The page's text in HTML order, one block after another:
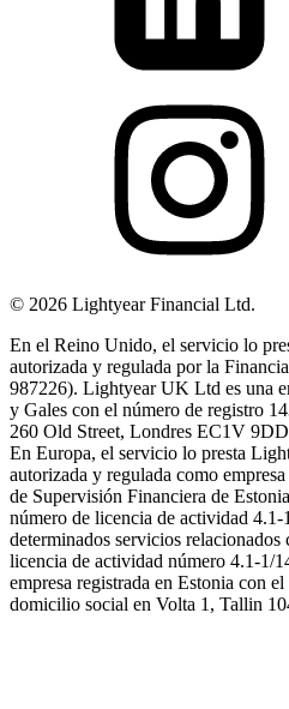
© 2026 Lightyear Financial Ltd.
En el Reino Unido, el servicio lo
autorizada y regulada por la
987226). Lightyear UK Ltd es una
y Gales con el número de registro
260 Old Street, Londres EC1V
En Europa, el servicio lo presta
autorizada y regulada como
de Supervisión Financiera de
número de licencia de actividad
determinados servicios
licencia de actividad número 4.1-1/
empresa registrada en Estonia con
domicilio social en Volta 1, Tallin